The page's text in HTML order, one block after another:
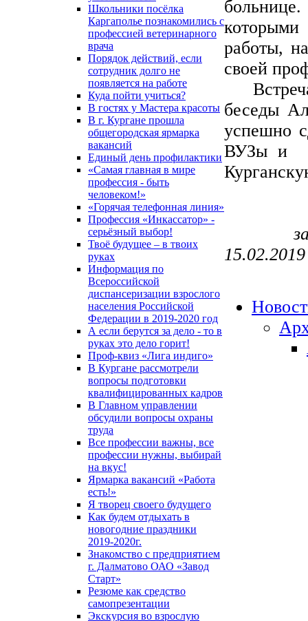
Школьники посёлка
Каргаполье познакомились с
профессией ветеринарного
врача
Порядок действий, если
сотрудник долго не
появляется на работе
Куда пойти учиться?
В гостях у Мастера красоты
В г. Кургане прошла
общегородская ярмарка
вакансий
Единый день профилактики
«Самая главная в мире
профессия - быть
человеком!»
«Горячая телефонная линия»
Профессия «Инкассатор» -
серьёзный выбор!
Твоё будущее – в твоих
руках
Информация по
Всероссийской
диспансеризации взрослого
населения Российской
Федерации в 2019-2020 год
А если берутся за дело - то в
руках это дело горит!
Проф-квиз «Лига индиго»
В Кургане рассмотрели
вопросы подготовки
квалифицированных кадров
В Главном управлении
обсудили вопросы охраны
труда
Все профессии важны, все
профессии нужны, выбирай
на вкус!
Ярмарка вакансий «Работа
есть!»
Я творец своего будущего
Как будем отдыхать в
новогодние праздники
2019-2020г.
Знакомство с предприятием
г. Далматово ОАО «Завод
Старт»
Резюме как средство
самопрезентации
Экскурсия во взрослую
работы,
своей
беседы
успешно
ВУЗы и
15.02.2019